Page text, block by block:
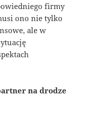
firmy
ono nie tylko
ale w
na drodze